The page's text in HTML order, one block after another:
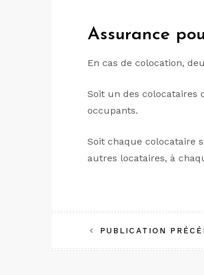
Assurance
En cas de colocation,
Soit un des colocataires
occupants.
Soit chaque colocataire
autres locataires, à
Navigation
de
PUBLICATION